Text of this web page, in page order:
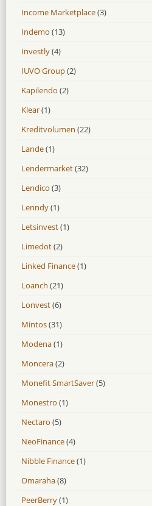
Income Marketplace(3)
Indemo (13)
Investly(4)
IUVO Group(2)
Kapilendo (2)
Klear(1)
Kreditvolumen (22)
Lande(1)
Lendermarket(32)
Lendico (3)
Lenndy(1)
Letsinvest(1)
Limedot(2)
Linked Finance(1)
Loanch (21)
Lonvest(6)
Mintos(31)
Modena(1)
Moncera(2)
Monefit SmartSaver(5)
Monestro (1)
Nectaro (5)
NeoFinance(4)
Nibble Finance(1)
Omaraha(8)
PeerBerry(1)